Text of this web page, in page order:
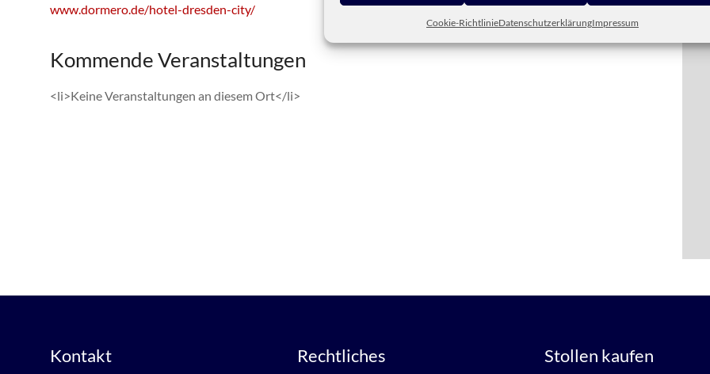
Cookie-RichtlinieDatenschutzerklärungImpressum
www.dormero.de/hotel-dresden-city/
Kommende Veranstaltungen
<li>Keine Veranstaltungen an diesem Ort</li>
Kontakt Rechtliches Stollen kaufen